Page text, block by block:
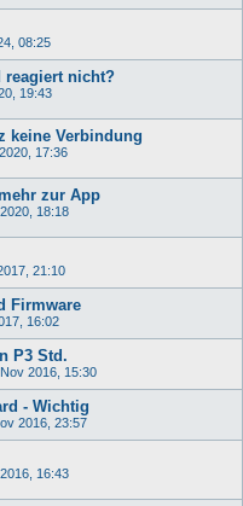
08:25
reagiert nicht?
19:43
keine Verbindung
17:36
zur App
18:18
21:10
Firmware
16:02
P3 Std.
2016, 15:30
- Wichtig
2016, 23:57
16:43